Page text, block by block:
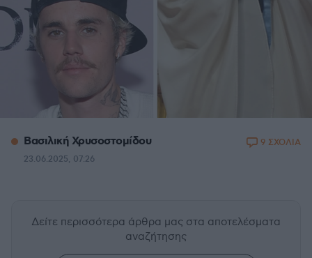
Βασιλική Χρυσοστομίδου
23.06.2025, 07:26
9 ΣΧΟΛΙΑ
Δείτε περισσότερα άρθρα μας στα αποτελέσματα
αναζήτησης